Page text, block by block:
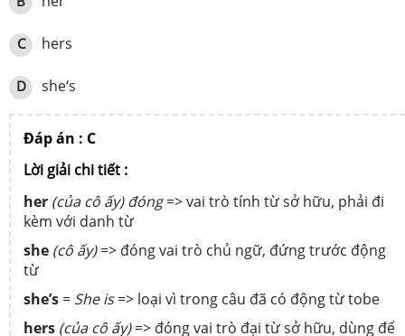
C hers
D she‘s
Đáp án : C
Lời giải chi tiết :
her (của cô ấy) đóng=> vai trò tính từ sở hữu, phải đi
kèm với danh từ
she (cô ấy)=> đóng vai trò chủ ngữ, đứng trước động
từ
she’s = She is=> loại vì trong câu đã có động từ tobe
hers (của cô ấy)=> đóng vai trò đại từ sở hữu, dùng để